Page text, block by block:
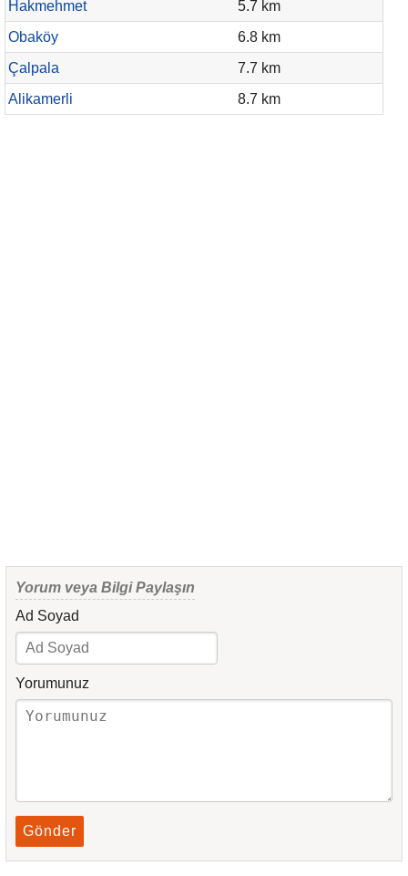
Hakmehmet
5.7 km
Obaköy
6.8 km
Çalpala
7.7 km
Alikamerli
8.7 km
Yorum veya Bilgi Paylaşın
Ad Soyad
Yorumunuz
Gönder